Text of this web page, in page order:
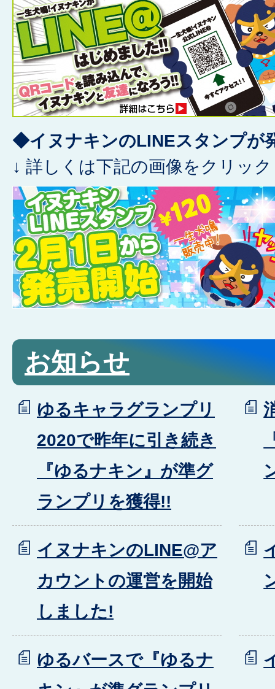
◆イヌナキンのLINEスタンプが
↓ 詳しくは下記の画像をクリッ
お知らせ
ゆるキャラグランプリ
2020で昨年に引き続き
『ゆるナキン』が準グ
ランプリを獲得!!
イヌナキンのLINE@ア
カウントの運営を開始
しました!
ゆるバースで『ゆるナ